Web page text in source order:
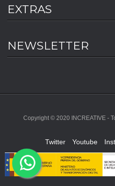
EXTRAS
NEWSLETTER
Copyright © 2020 INCREATIVE -
Twitter Youtube